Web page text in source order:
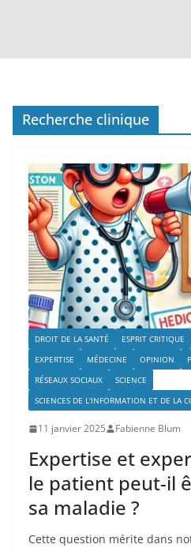
Recherche clinique
DROIT DE LA SANTÉ ESPRIT CRITIQUE
EXPERTISE
MÉDECINE OPINION
RÉSEAUX SOCIAUX
SCIENCE
SCIENCES DE L'INFORMATION ET DE LA
11 janvier 2025 Fabienne Blum
Expertise et
le patient peut-il
sa maladie ?
Cette question mérite dans